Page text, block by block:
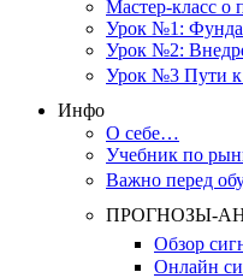
Мастер-класс о
Урок №1:
Урок №2:
Урок №3 Пути к
Инфо
О себе…
Учебник по
Важно перед
ПРОГНОЗЫ-
Обзор
Онлайн